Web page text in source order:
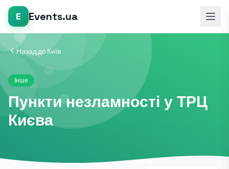
E Events.ua
Назад до Київ
Інше
Пункти незламності у ТРЦ
Києва